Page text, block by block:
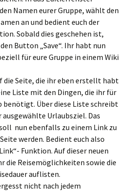
Namen eurer Gruppe, wählt den
an und bedient euch der
Sobald dies geschehen ist,
Button „Save“. Ihr habt nun
für eure Gruppe in einem Wiki
die Seite, die ihr eben erstellt habt
Liste mit den Dingen, die ihr für
benötigt. Über diese Liste schreibt
ausgewählte Urlaubsziel. Das
nun ebenfalls zu einem Link zu
werden. Bedient euch also
Funktion. Auf dieser neuen
die Reisemöglichkeiten sowie die
auflisten.
nicht nach jedem